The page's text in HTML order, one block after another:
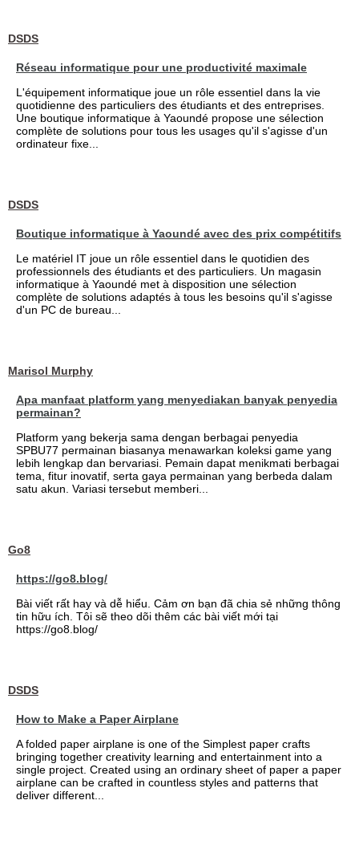
DSDS
Réseau informatique pour une productivité maximale
L'équipement informatique joue un rôle essentiel dans la vie
quotidienne des particuliers des étudiants et des entreprises.
Une boutique informatique à Yaoundé propose une sélection
complète de solutions pour tous les usages qu'il s'agisse d'un
ordinateur fixe...
DSDS
Boutique informatique à Yaoundé avec des prix compétitifs
Le matériel IT joue un rôle essentiel dans le quotidien des
professionnels des étudiants et des particuliers. Un magasin
informatique à Yaoundé met à disposition une sélection
complète de solutions adaptés à tous les besoins qu'il s'agisse
d'un PC de bureau...
Marisol Murphy
Apa manfaat platform yang menyediakan banyak penyedia
permainan?
Platform yang bekerja sama dengan berbagai penyedia
SPBU77 permainan biasanya menawarkan koleksi game yang
lebih lengkap dan bervariasi. Pemain dapat menikmati berbagai
tema, fitur inovatif, serta gaya permainan yang berbeda dalam
satu akun. Variasi tersebut memberi...
Go8
https://go8.blog/
Bài viết rất hay và dễ hiểu. Cảm ơn bạn đã chia sẻ những thông
tin hữu ích. Tôi sẽ theo dõi thêm các bài viết mới tại
https://go8.blog/
DSDS
How to Make a Paper Airplane
A folded paper airplane is one of the Simplest paper crafts
bringing together creativity learning and entertainment into a
single project. Created using an ordinary sheet of paper a paper
airplane can be crafted in countless styles and patterns that
deliver different...